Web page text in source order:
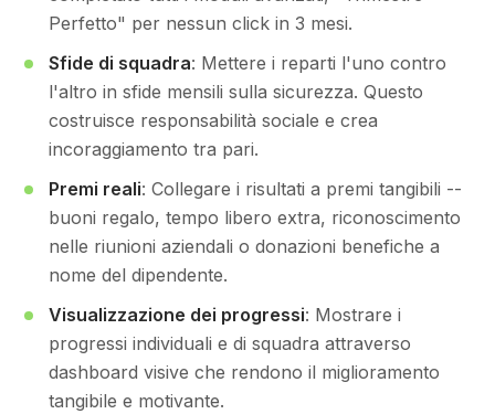
Perfetto" per nessun click in 3 mesi.
Sfide di squadra: Mettere i reparti l'uno contro
l'altro in sfide mensili sulla sicurezza. Questo
costruisce responsabilità sociale e crea
incoraggiamento tra pari.
Premi reali: Collegare i risultati a premi tangibili --
buoni regalo, tempo libero extra, riconoscimento
nelle riunioni aziendali o donazioni benefiche a
nome del dipendente.
Visualizzazione dei progressi: Mostrare i
progressi individuali e di squadra attraverso
dashboard visive che rendono il miglioramento
tangibile e motivante.